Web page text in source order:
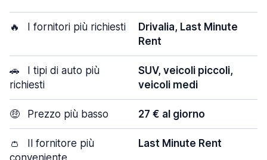
🔥 I fornitori più richiesti
Drivalia, Last Minute
Rent
🚗
I tipi di auto più
richiesti
SUV, veicoli piccoli,
veicoli medi
🤑 Prezzo più basso 27 € al giorno
👛
Il fornitore più
conveniente
Last Minute Rent